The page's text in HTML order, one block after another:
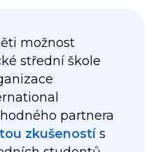
možnost
střední škole
partnera
zkušenostís